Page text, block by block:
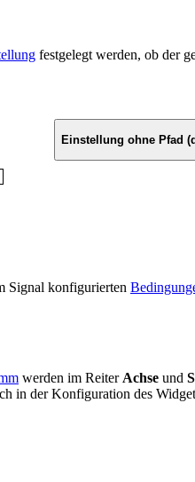
festgelegt werden, ob der
Einstellung ohne Pfad
Signal konfigurierten
werden im Reiter Achse und
in der Konfiguration des